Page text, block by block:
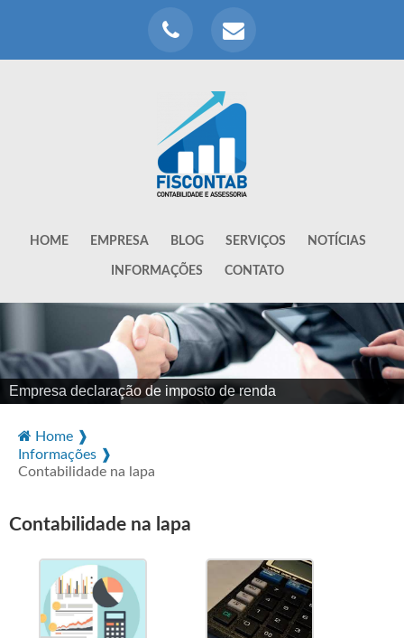
HOME EMPRESA BLOG SERVIÇOS NOTÍCIAS
INFORMAÇÕES CONTATO
Melhores escritórios de contabilidade de sp
Home ❱
Informações ❱
Contabilidade na lapa
Contabilidade na lapa